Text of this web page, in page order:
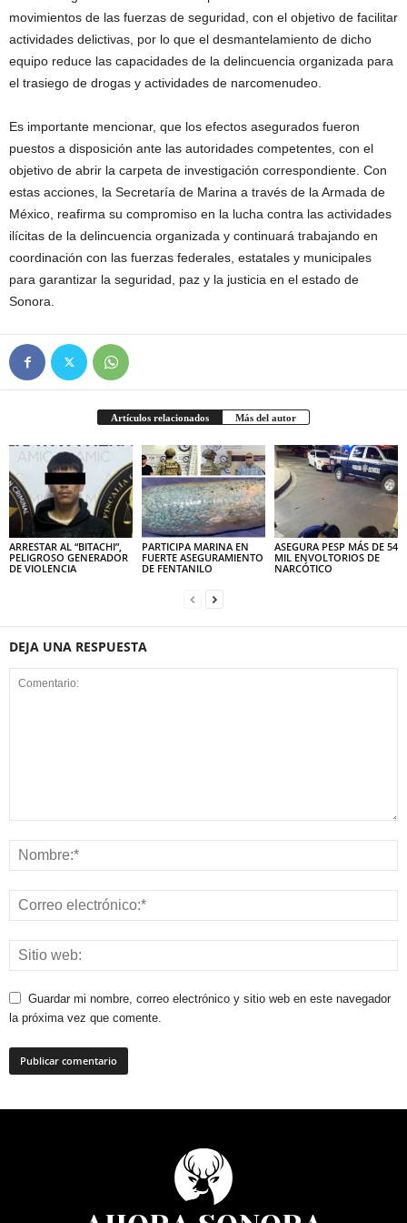
movimientos de las fuerzas de seguridad, con el objetivo de facilitar
actividades delictivas, por lo que el desmantelamiento de dicho
equipo reduce las capacidades de la delincuencia organizada para
el trasiego de drogas y actividades de narcomenudeo.
Es importante mencionar, que los efectos asegurados fueron
puestos a disposición ante las autoridades competentes, con el
objetivo de abrir la carpeta de investigación correspondiente. Con
estas acciones, la Secretaría de Marina a través de la Armada de
México, reafirma su compromiso en la lucha contra las actividades
ilícitas de la delincuencia organizada y continuará trabajando en
coordinación con las fuerzas federales, estatales y municipales
para garantizar la seguridad, paz y la justicia en el estado de
Sonora.
Artículos relacionados Más del autor
ARRESTAR AL “BITACHI”,
PELIGROSO GENERADOR
DE VIOLENCIA
PARTICIPA MARINA EN
FUERTE ASEGURAMIENTO
DE FENTANILO
ASEGURA PESP MÁS DE 54
MIL ENVOLTORIOS DE
NARCÓTICO
DEJA UNA RESPUESTA
Guardar mi nombre, correo electrónico y sitio web en este navegador
la próxima vez que comente.